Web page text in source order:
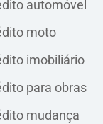
automóvel
moto
imobiliário
para obras
mudança